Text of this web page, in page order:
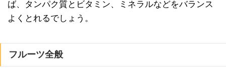
ば、タンパク質とビタミン、ミネラルなどをバランス
よくとれるでしょう。
フルーツ全般